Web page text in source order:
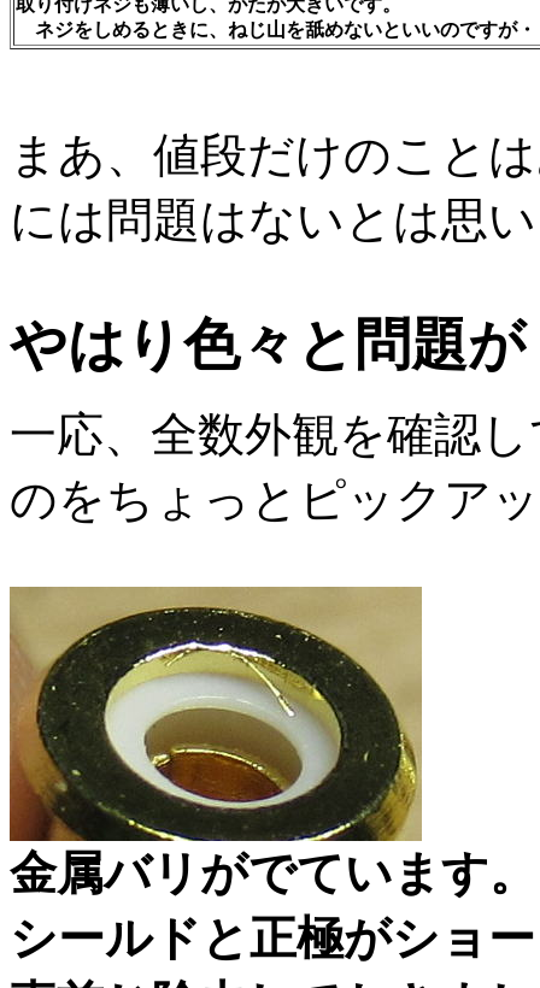
取り付けネジも薄いし、がたが大きいです。
ネジをしめるときに、ねじ山を舐めないといいのですが
まあ、値段だけのこと
には問題はないとは思
やはり色々と問題が
一応、全数外観を確認
のをちょっとピックア
金属バリがでています
シールドと正極がショ